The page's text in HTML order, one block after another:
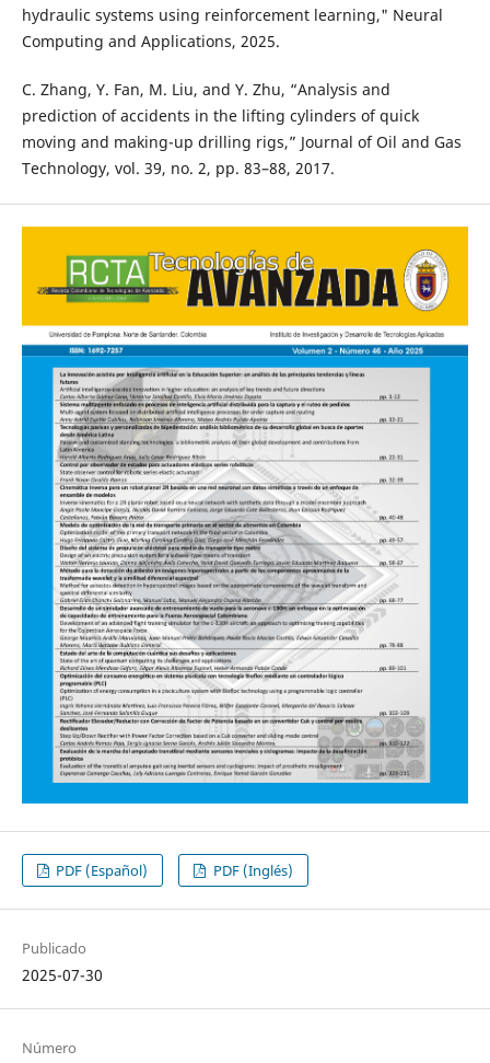
hydraulic systems using reinforcement learning," Neural
Computing and Applications, 2025.
C. Zhang, Y. Fan, M. Liu, and Y. Zhu, “Analysis and
prediction of accidents in the lifting cylinders of quick
moving and making-up drilling rigs,” Journal of Oil and Gas
Technology, vol. 39, no. 2, pp. 83–88, 2017.
PDF (Español) PDF (Inglés)
Publicado
2025-07-30
Número